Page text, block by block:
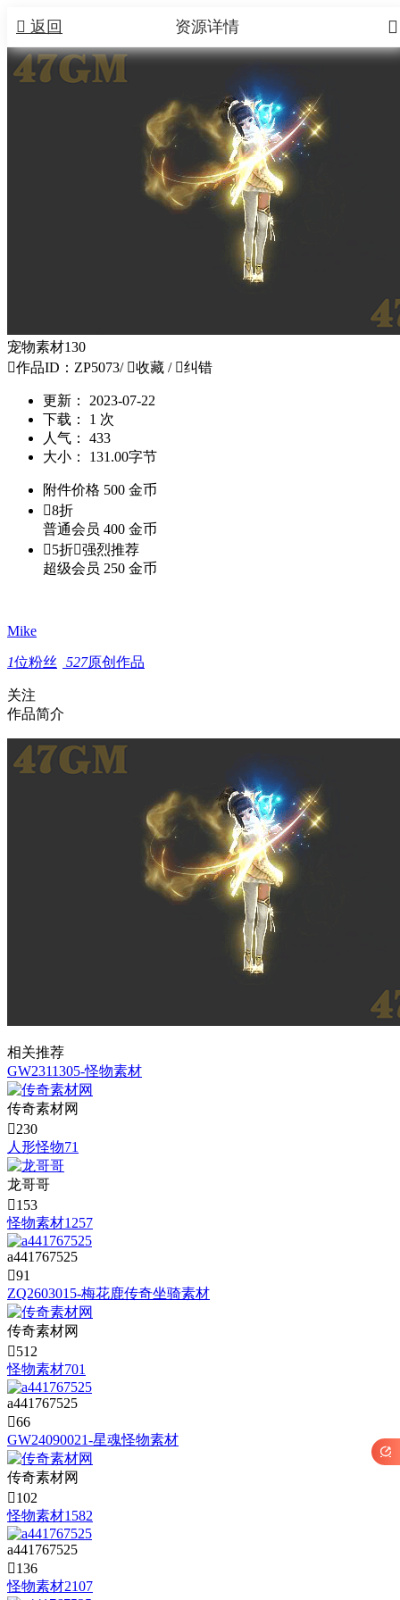
 返回 
资源详情
宠物素材130
作品ID：ZP5073/ 收藏 / 纠错
更新：
2023-07-22
下载：
1 次
人气：
433
大小：
131.00字节
附件价格 500 金币
8折
普通会员 400 金币
5折强烈推荐
超级会员 250 金币
Mike
1位粉丝 527原创作品
关注
作品简介
相关推荐
GW2311305-怪物素材
传奇素材网
230
人形怪物71
龙哥哥
153
怪物素材1257
a441767525
91
ZQ2603015-梅花鹿传奇坐骑素材
传奇素材网
512
怪物素材701
a441767525
66
GW24090021-星魂怪物素材
传奇素材网
102
怪物素材1582
a441767525
136
怪物素材2107
